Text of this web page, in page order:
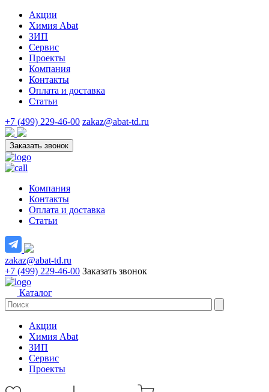
Акции
Химия Abat
ЗИП
Сервис
Проекты
Компания
Контакты
Оплата и доставка
Статьи
+7 (499) 229-46-00 zakaz@abat-td.ru
Заказать звонок
Компания
Контакты
Оплата и доставка
Статьи
zakaz@abat-td.ru
+7 (499) 229-46-00 Заказать звонок
Каталог
Акции
Химия Abat
ЗИП
Сервис
Проекты